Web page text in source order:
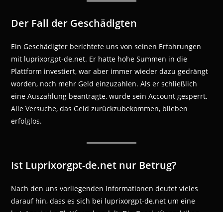
Der Fall der Geschädigten
Ein Geschädigter berichtete uns von seinen Erfahrungen
mit luprixorgpt-de.net. Er hatte hohe Summen in die
Plattform investiert, war aber immer wieder dazu gedrängt
worden, noch mehr Geld einzuzahlen. Als er schließlich
eine Auszahlung beantragte, wurde sein Account gesperrt.
Alle Versuche, das Geld zurückzubekommen, blieben
erfolglos.
Ist Luprixorgpt-de.net nur Betrug?
Nach den uns vorliegenden Informationen deutet vieles
darauf hin, dass es sich bei luprixorgpt-de.net um eine